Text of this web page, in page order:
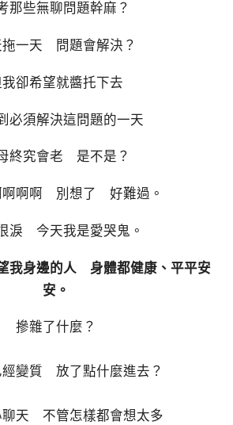
那些無聊問題幹麻？
拖一天 問題會解決？
卻希望就醬托下去
必須解決這問題的一天
終究會老 是不是？
啊啊啊 別想了 好難過。
淚 今天我是愛哭鬼。
我身邊的人 身體都健康、平平安
安。
摻雜了什麼？
經變質 放了點什麼進去？
聊天 不管怎樣都會想太多